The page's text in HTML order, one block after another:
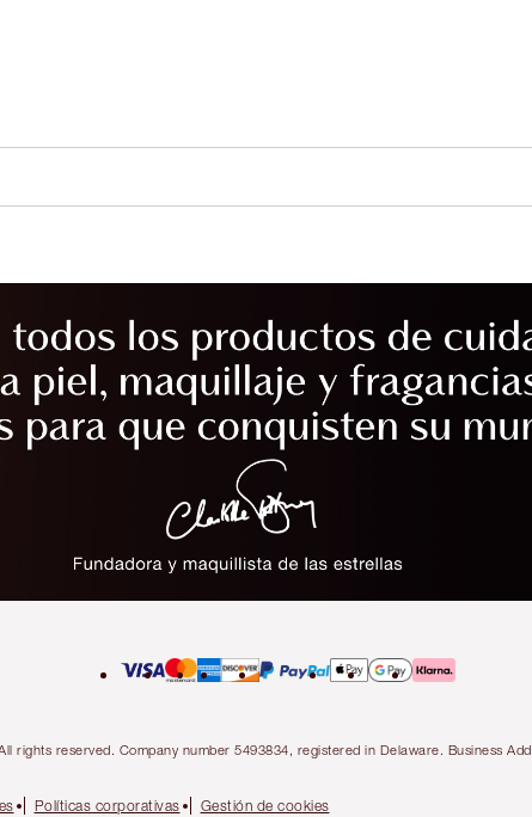
reserved. Company number 5493834, registered in Delaware. Business
Políticas corporativas Gestión de cookies